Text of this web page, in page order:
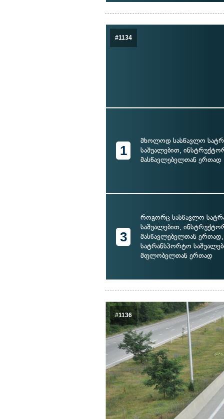
#1134
1
მხოლოდ სასწავლო
საშუალებით,
მასწავლებელთან ერთად
3
როგორც სასწავლო
საშუალებით,
მასწავლებელთან ერთად,
სატრანსპორტო
მფლობელთან ერთად
#1136